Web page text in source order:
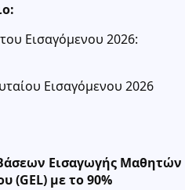
Εισαγόμενου 2026:
Εισαγόμενου 2026
Εισαγωγής Μαθητών
(GEL) με το 90%